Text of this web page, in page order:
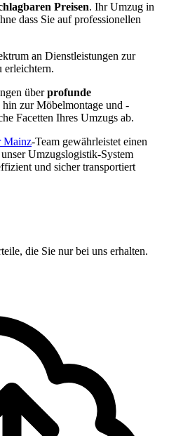
Preisen. Ihr Umzug in
dass Sie auf professionellen
an Dienstleistungen zur
erleichtern.
überprofunde
hin zur Möbelmontage und -
Facetten Ihres Umzugs ab.
Mainz-Team gewährleistet einen
Umzugslogistik-System
und sicher transportiert
die Sie nur bei uns erhalten.